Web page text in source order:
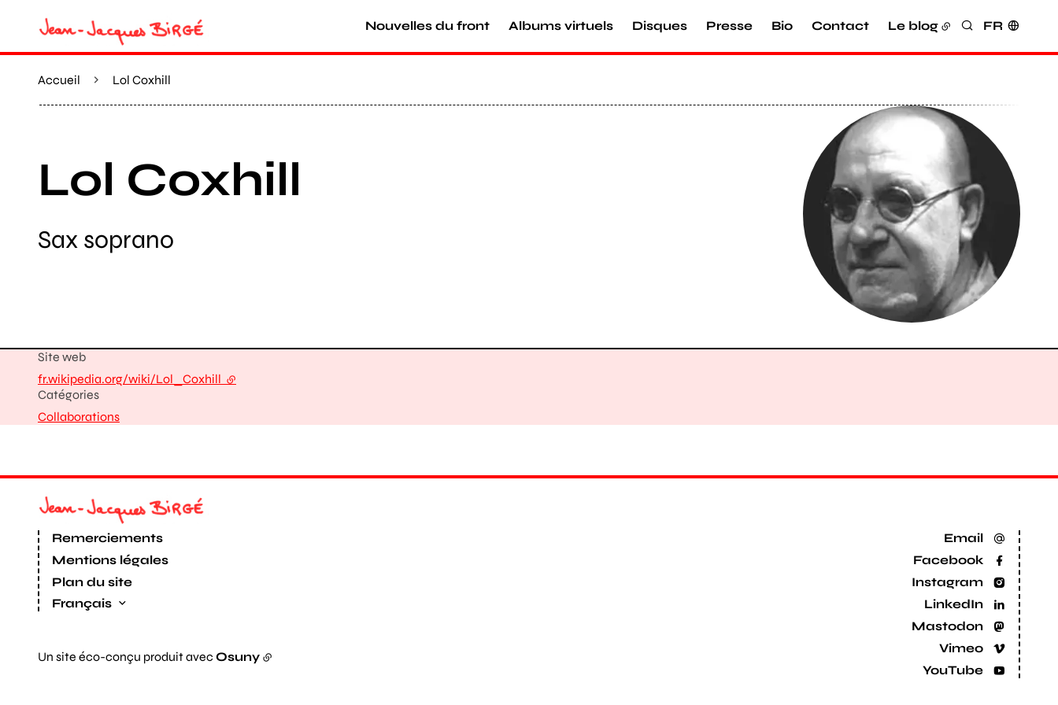
Nouvelles du front Albums virtuels Disques Presse Bio Contact Le blog Rechercher
FR
Accueil Lol Coxhill
Lol Coxhill
Sax soprano
Catégories
Collaborations
Site web
fr.wikipedia.org/wiki/Lol_Coxhill - lien externe
Email
Facebook
Instagram
LinkedIn
Mastodon
Vimeo
YouTube
Remerciements
Mentions légales
Plan du site
Français
Un site éco-conçu produit avec Osuny